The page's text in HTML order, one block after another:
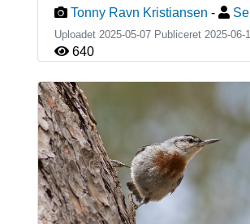
Tonny Ravn Kristiansen -
Uploadet 2025-05-07 Publiceret 2025-06-
640